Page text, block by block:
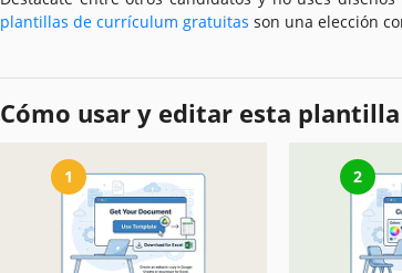
plantillas de currículum gratuitas son una elección
Cómo usar y editar esta plantilla
1 2